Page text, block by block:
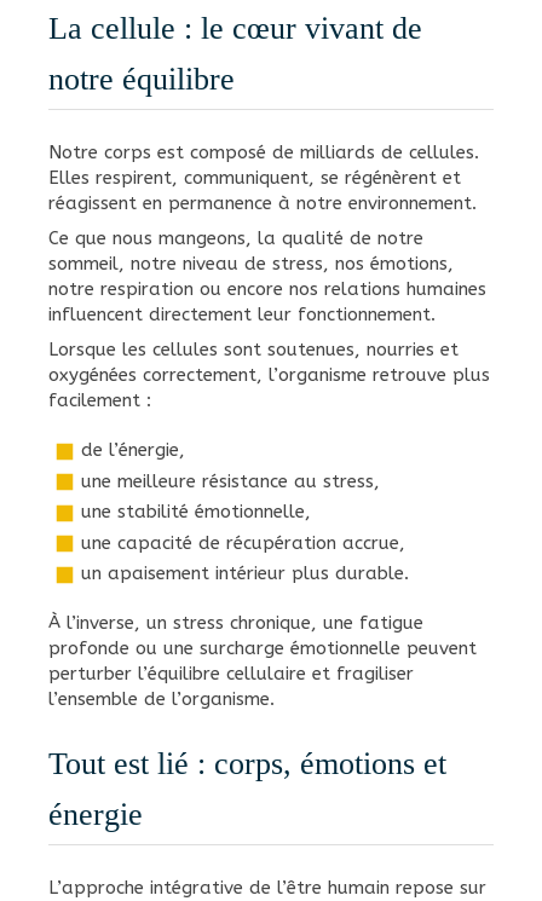
La cellule : le cœur vivant de
notre équilibre
Notre corps est composé de milliards de cellules.
Elles respirent, communiquent, se régénèrent et
réagissent en permanence à notre environnement.
Ce que nous mangeons, la qualité de notre
sommeil, notre niveau de stress, nos émotions,
notre respiration ou encore nos relations humaines
influencent directement leur fonctionnement.
Lorsque les cellules sont soutenues, nourries et
oxygénées correctement, l’organisme retrouve plus
facilement :
de l’énergie,
une meilleure résistance au stress,
une stabilité émotionnelle,
une capacité de récupération accrue,
un apaisement intérieur plus durable.
À l’inverse, un stress chronique, une fatigue
profonde ou une surcharge émotionnelle peuvent
perturber l’équilibre cellulaire et fragiliser
l’ensemble de l’organisme.
Tout est lié : corps, émotions et
énergie
L’approche intégrative de l’être humain repose sur